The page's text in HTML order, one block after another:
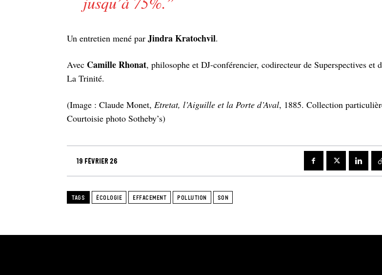
Un entretien mené par Jindra Kratochvil.
Avec Camille Rhonat, philosophe et DJ-conférencier, codirecteur de Superspectives et
La Trinité.
(Image : Claude Monet, Etretat, l’Aiguille et la Porte d’Aval, 1885. Collection
Courtoisie photo Sotheby’s)
19 février 26
TAGS ÉCOLOGIE EFFACEMENT POLLUTION SON